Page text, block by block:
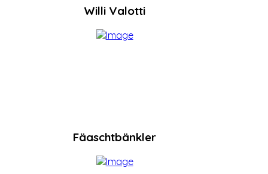
Willi Valotti
Fäaschtbänkler